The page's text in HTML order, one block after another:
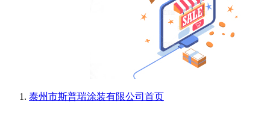
泰州市斯普瑞涂装有限公司 首页